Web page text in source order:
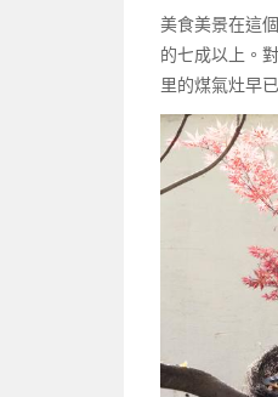
美食美景在這
的七成以上。
里的煤氣灶早